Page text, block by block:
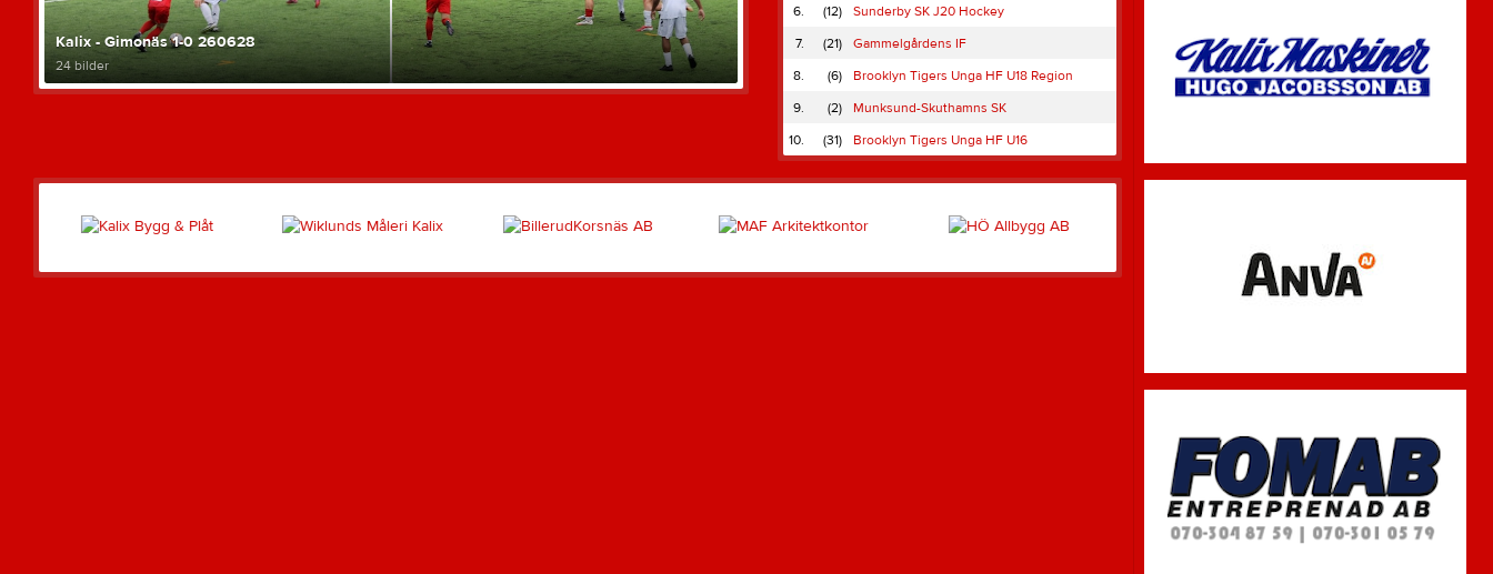
Kalix - Gimonäs 1-0 260628
24 bilder
6.
(12)
Sunderby SK J20 Hockey
7.
(21)
Gammelgårdens IF
8.
(6)
Brooklyn Tigers Unga HF U18 Region
9.
(2)
Munksund-Skuthamns SK
10.
(31) Brooklyn Tigers Unga HF U16